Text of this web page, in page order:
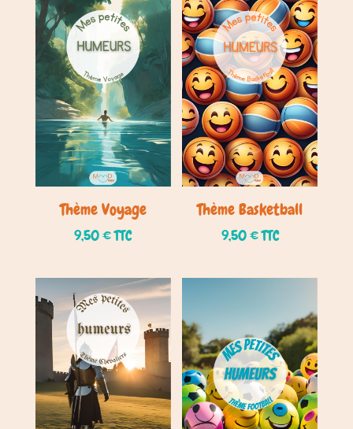
Thème Voyage
9,50€TTC
Thème Basketball
9,50€TTC